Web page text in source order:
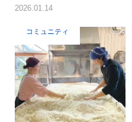
2026.01.14
コミュニティ